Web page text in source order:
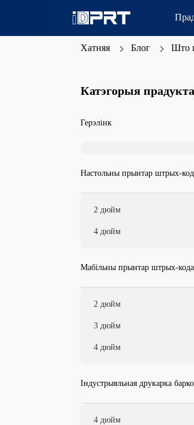
Хатняя Блог Што
Катэгорыя
Герэлінк
Настольны прынтар штрых-
2 дюйм
4 дюйм
Мабільны прынтар штрых-
2 дюйм
3 дюйм
4 дюйм
Індустрыяльная друкарка
4 дюйм